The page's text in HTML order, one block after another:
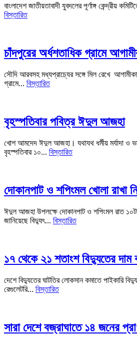
বাংলাদেশ জাতীয়তাবাদী যুবদলের পূর্ণাঙ্গ কেন্দ্রীয়
বিস্তারিত
চাঁদপুরের অর্ধশতাধিক গ্রামে
সৌদি আরবসহ মধ্যপ্রাচ্যের সঙ্গে মিল রেখে
গ্রামে... বিস্তারিত
বৃহস্পতিবার পবিত্র ঈদুল আজহা
খোশ আমদেদ ঈদুল আজহা। যথাযথ ধর্মীয় মর্যাদা ও
বৃহস্পতিবার ১০... বিস্তারিত
দোকানপাট ও শপিংমল খোলা রাখা
ঈদুল আজহা উপলক্ষে দোকানপাট ও শপিংমল রাত ১০টা
জানিয়েছে বিদ্যুৎ... বিস্তারিত
১৭ থেকে ২১ শতাংশ বিদ্যুতের
দেশে বিদ্যুতের ঘাটতির লোকসান কমাতে পাইকারি
রেগুলেটরি... বিস্তারিত
সারা দেশে বজ্রাঘাতে ১৪ জনের